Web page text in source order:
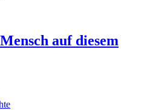
auf diesem